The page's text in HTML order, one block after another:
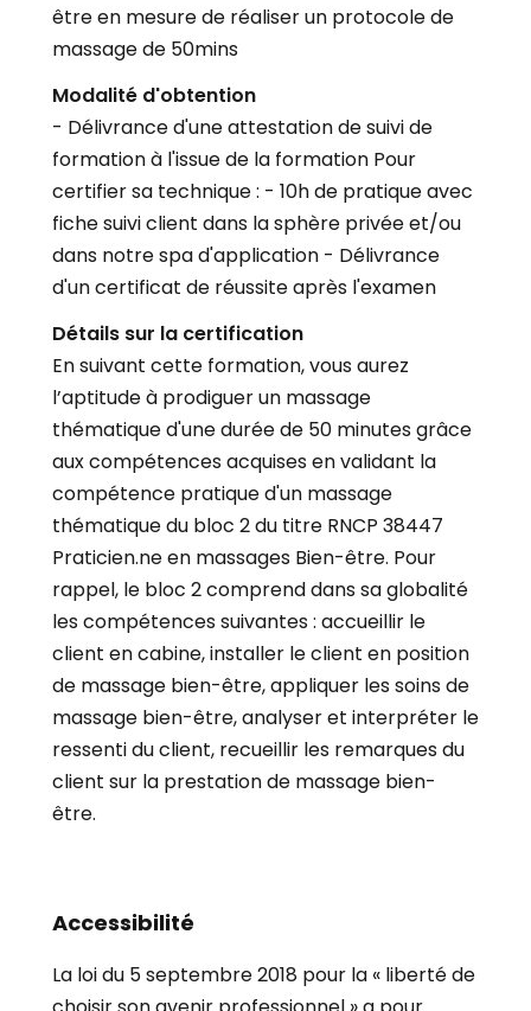
être en mesure de réaliser un protocole de
massage de 50mins
Modalité d'obtention
- Délivrance d'une attestation de suivi de
formation à l'issue de la formation Pour
certifier sa technique : - 10h de pratique avec
fiche suivi client dans la sphère privée et/ou
dans notre spa d'application - Délivrance
d'un certificat de réussite après l'examen
Détails sur la certification
En suivant cette formation, vous aurez
l’aptitude à prodiguer un massage
thématique d'une durée de 50 minutes grâce
aux compétences acquises en validant la
compétence pratique d'un massage
thématique du bloc 2 du titre RNCP 38447
Praticien.ne en massages Bien-être. Pour
rappel, le bloc 2 comprend dans sa globalité
les compétences suivantes : accueillir le
client en cabine, installer le client en position
de massage bien-être, appliquer les soins de
massage bien-être, analyser et interpréter le
ressenti du client, recueillir les remarques du
client sur la prestation de massage bien-
être.
Accessibilité
La loi du 5 septembre 2018 pour la « liberté de